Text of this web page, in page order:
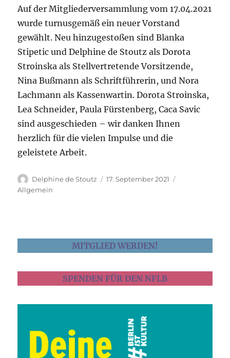
Auf der Mitgliederversammlung vom 17.04.2021
wurde turnusgemäß ein neuer Vorstand
gewählt. Neu hinzugestoßen sind Blanka
Stipetic und Delphine de Stoutz als Dorota
Stroinska als Stellvertretende Vorsitzende,
Nina Bußmann als Schriftführerin, und Nora
Lachmann als Kassenwartin. Dorota Stroinska,
Lea Schneider, Paula Fürstenberg, Caca Savic
sind ausgeschieden – wir danken Ihnen
herzlich für die vielen Impulse und die
geleistete Arbeit.
Delphine de Stoutz
17. September 2021
Allgemein
MITGLIED WERDEN!
SPENDEN FÜR DEN NFLB